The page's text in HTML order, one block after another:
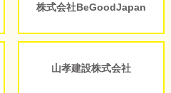
株式会社BeGoodJapan
山孝建設株式会社